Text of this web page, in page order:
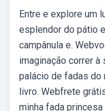
Entre e explore um
esplendor do pátio
campânula e.
imaginação correr
palácio de fadas do
livro. Webfrete
minha fada